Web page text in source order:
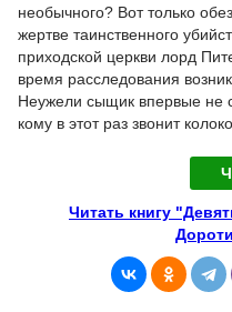
необычного? Вот только
жертве таинственного
приходской церкви лорд
время расследования
Неужели сыщик впервые не
кому в этот раз звонит
Читать книгу